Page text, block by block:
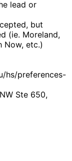
lead or
but
(ie. Moreland,
Now, etc.)
hs/preferences-
Ste 650,